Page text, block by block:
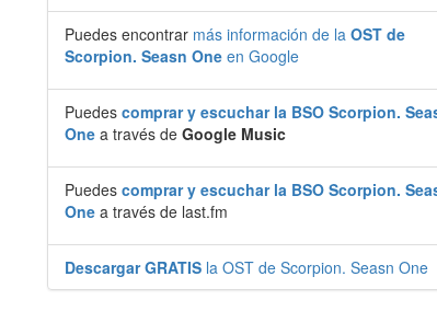
Puedes encontrar más información de la OST de
Scorpion. Seasn One en Google
Puedes comprar y escuchar la BSO Scorpion.
One a través de Google Music
Puedes comprar y escuchar la BSO Scorpion.
One a través de last.fm
Descargar GRATIS la OST de Scorpion. Seasn One